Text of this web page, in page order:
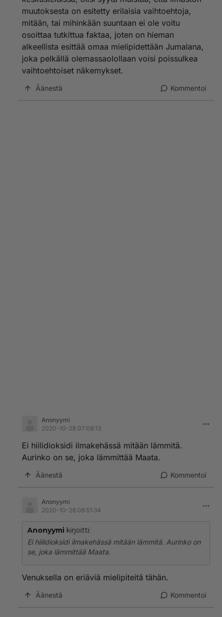
muutoksesta on esitetty erilaisia vaihtoehtoja,
mitään, tai mihinkään suuntaan ei ole voitu
osoittaa tutkittua faktaa, joten on hieman
alkeellista esittää omaa mielipidettään Jumalana,
joka pelkällä olemassaolollaan voisi poissulkea
vaihtoehtoiset näkemykset.
Äänestä Kommentoi
Anonyymi
2020-10-28 07:08:13
Ei hiilidioksidi ilmakehässä mitään lämmitä.
Aurinko on se, joka lämmittää Maata.
Äänestä Kommentoi
Anonyymi
2020-10-28 08:51:34
Anonyymi kirjoitti:
Ei hiilidioksidi ilmakehässä mitään lämmitä. Aurinko on
se, joka lämmittää Maata.
Venuksella on eriäviä mielipiteitä tähän.
Äänestä Kommentoi